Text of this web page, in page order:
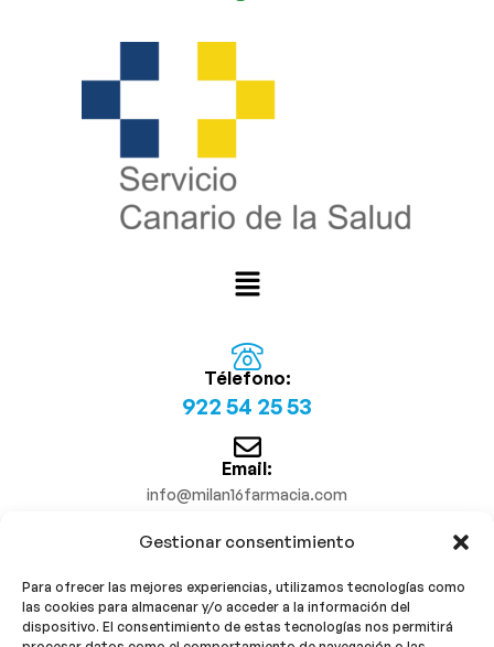
Gestionar consentimiento
Para ofrecer las mejores experiencias, utilizamos tecnologías como
las cookies para almacenar y/o acceder a la información del
dispositivo. El consentimiento de estas tecnologías nos permitirá
Télefono:
922 54 25 53
Email:
info@milan16farmacia.com
¡Síguenos!